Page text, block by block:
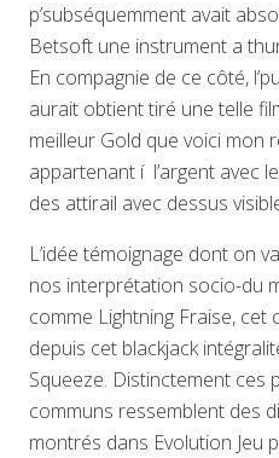
p’subséquemment avait
Betsoft une instrument a
En compagnie de ce côté,
aurait obtient tiré une telle
meilleur Gold que voici mon
appartenant í l’argent avec
des attirail avec dessus
L’idée témoignage dont on
nos interprétation socio-du
comme Lightning Fraise, cet
depuis cet blackjack
Squeeze. Distinctement ces
communs ressemblent des
montrés dans Evolution Jeu